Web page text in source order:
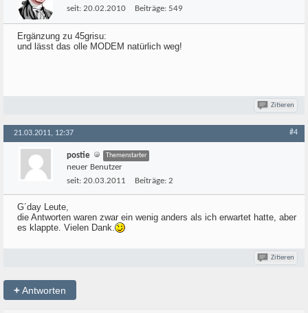
seit: 20.02.2010 Beiträge: 549
Ergänzung zu 45grisu:
und lässt das olle MODEM natürlich weg!
Zitieren
21.03.2011, 12:37 #4
postie Themenstarter
neuer Benutzer
seit: 20.03.2011 Beiträge: 2
G´day Leute,
die Antworten waren zwar ein wenig anders als ich erwartet hatte, aber
es klappte. Vielen Dank.
Zitieren
+Antworten